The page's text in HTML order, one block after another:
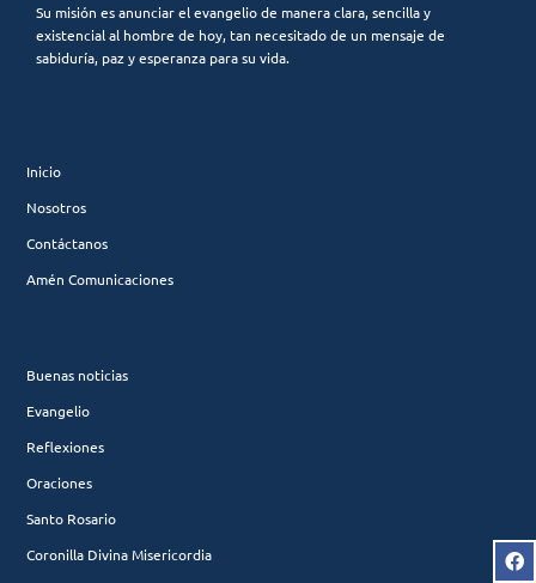
Su misión es anunciar el evangelio de manera clara, sencilla y
existencial al hombre de hoy, tan necesitado de un mensaje de
sabiduría, paz y esperanza para su vida.
Inicio
Nosotros
Contáctanos
Amén Comunicaciones
Buenas noticias
Evangelio
Reflexiones
Oraciones
Santo Rosario
Coronilla Divina Misericordia